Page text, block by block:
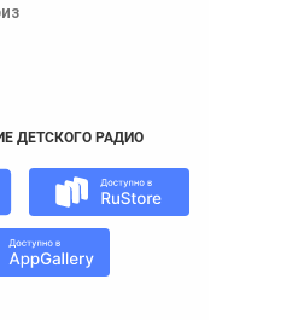
ДЕТСКОГО РАДИО